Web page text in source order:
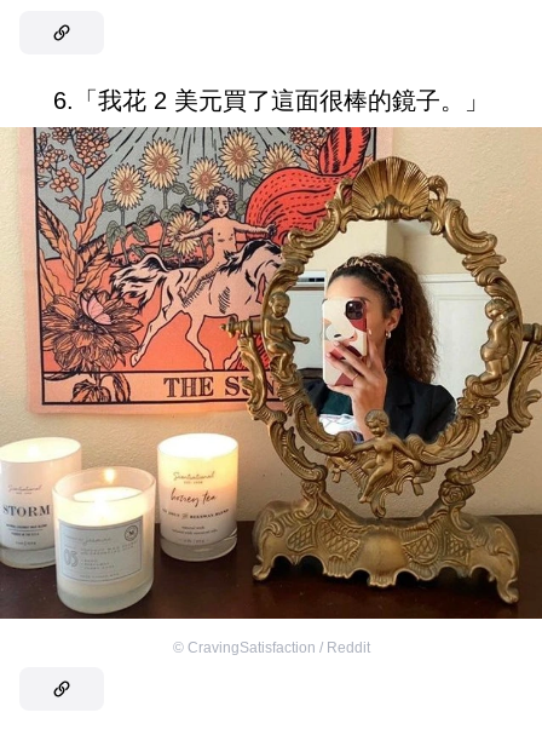
6.「我花 2 美元買了這面很棒的鏡子。」
© CravingSatisfaction / Reddit